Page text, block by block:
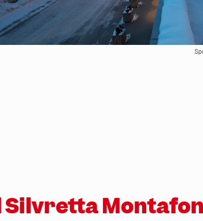
Silvretta Montafon